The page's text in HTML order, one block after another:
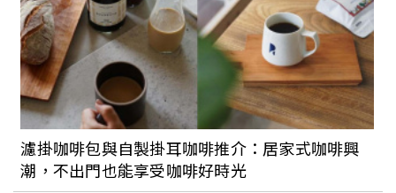
濾掛咖啡包與自製掛耳咖啡推介：居家式咖啡興
潮，不出門也能享受咖啡好時光